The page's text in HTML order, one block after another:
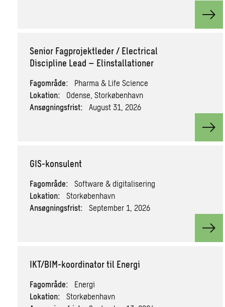
Senior Fagprojektleder / Electrical
Discipline Lead – Elinstallationer
Fagområde:
Pharma & Life Science
Lokation:
Odense, Storkøbenhavn
Ansøgningsfrist:
August 31, 2026
GIS-konsulent
Fagområde:
Software & digitalisering
Lokation:
Storkøbenhavn
Ansøgningsfrist:
September 1, 2026
IKT/BIM-koordinator til Energi
Fagområde:
Energi
Lokation:
Storkøbenhavn